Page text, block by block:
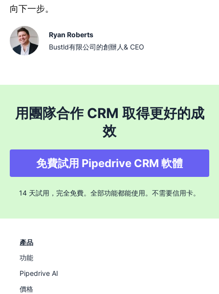
向下一步。
Ryan Roberts
Bustld有限公司的創辦人& CEO
用團隊合作 CRM 取得更好的成
效
免費試用 Pipedrive CRM 軟體
14 天試用，完全免費。全部功能都能使用。不需要信用卡。
產品
功能
Pipedrive AI
價格